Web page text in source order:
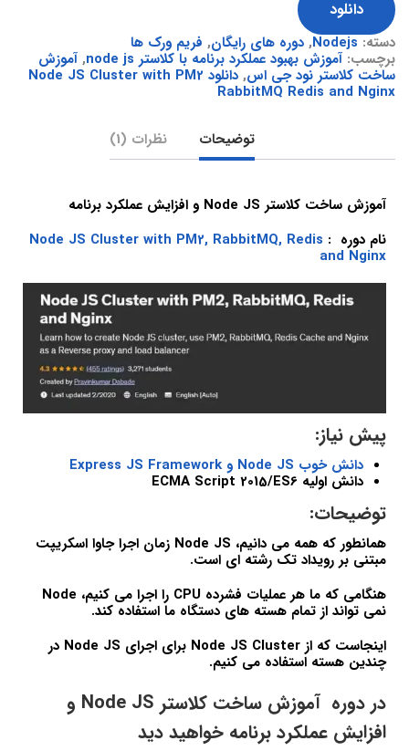
دانلود
دسته: Nodejs
, دوره های رایگان, فریم ورک ها
برچسب: آموزش بهبود عملکرد برنامه با کلاستر node js , آموزش
ساخت کلاستر نود جی اس, دانلود Node JS Cluster with PM2
RabbitMQ Redis and Nginx
توضیحات نظرات (1)
آموزش ساخت کلاستر Node JS و افزایش عملکرد برنامه
نام دوره : Node JS Cluster with PM2, RabbitMQ, Redis
and Nginx
پیش نیاز:
دانش خوب Node JS و Express JS Framework
دانش اولیه ECMA Script 2015/ES6
توضیحات:
همانطور که همه می دانیم، Node JS زمان اجرا جاوا اسکریپت
مبتنی بر رویداد تک رشته ای است.
هنگامی که ما هر عملیات فشرده CPU را اجرا می کنیم، Node
نمی تواند از تمام هسته های دستگاه ما استفاده کند.
اینجاست که از Node JS Cluster برای اجرای Node JS در
چندین هسته استفاده می کنیم.
در دوره آموزش ساخت کلاستر Node JS و
افزایش عملکرد برنامه خواهید دید